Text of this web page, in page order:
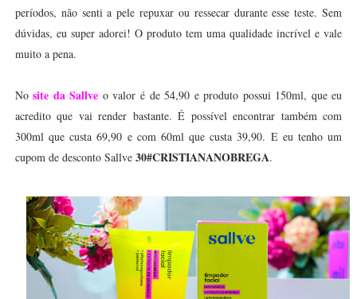
períodos, não senti a pele repuxar ou ressecar durante esse teste. Sem
dúvidas, eu super adorei! O produto tem uma qualidade incrível e vale
muito a pena.
Nosite da Sallve o valor é de 54,90 e produto possui 150ml, que eu
acredito que vai render bastante. É possível encontrar também com
300ml que custa 69,90 e com 60ml que custa 39,90. E eu tenho um
cupom de desconto Sallve 30#CRISTIANANOBREGA.